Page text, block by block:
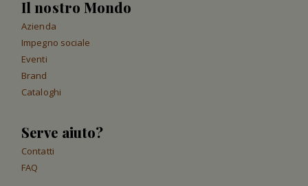
Il nostro Mondo
Azienda
Impegno sociale
Eventi
Brand
Cataloghi
Serve aiuto?
Contatti
FAQ